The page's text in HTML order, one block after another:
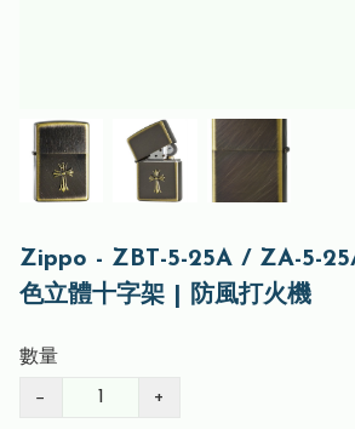
Zippo - ZBT-5-25A / ZA-5-
色立體十字架 | 防風打火機
數量
− +